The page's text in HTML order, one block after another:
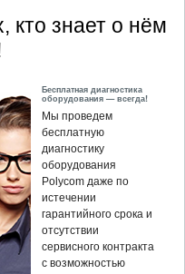
кто знает о нём
Бесплатная диагностика
оборудования — всегда!
Мы проведем
бесплатную
диагностику
оборудования
Polycom даже по
истечении
гарантийного срока и
отсутствии
сервисного контракта
с возможностью